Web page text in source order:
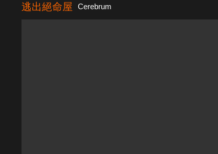
逃出絕命屋 Cerebrum